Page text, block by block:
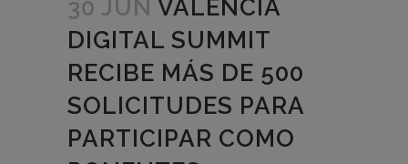
30 JUN VALENCIA
DIGITAL SUMMIT
RECIBE MÁS DE 500
SOLICITUDES PARA
PARTICIPAR COMO